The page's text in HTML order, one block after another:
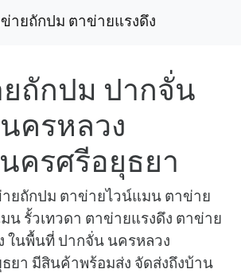
ายถักปม ตาข่ายแรงดึง
ถักปม ปากจั่น
นครหลวง
ครศรีอยุธยา
ยถักปม ตาข่ายไวน์แมน ตาข่าย
น รั้วเทวดา ตาข่ายแรงดึง ตาข่าย
ในพื้นที่ ปากจั่น นครหลวง
ยา มีสินค้าพร้อมส่ง จัดส่งถึงบ้าน